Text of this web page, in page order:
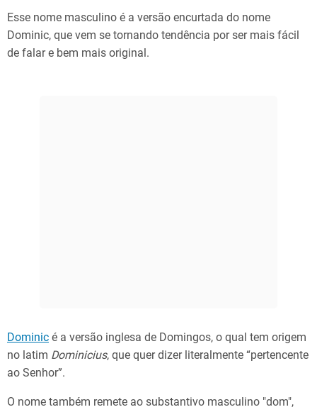
Esse nome masculino é a versão encurtada do nome
Dominic, que vem se tornando tendência por ser mais fácil
de falar e bem mais original.
Dominic é a versão inglesa de Domingos, o qual tem origem
no latim Dominicius, que quer dizer literalmente “pertencente
ao Senhor”.
O nome também remete ao substantivo masculino "dom",